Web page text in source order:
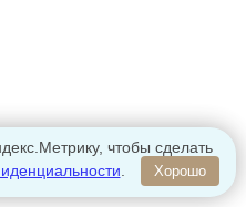
чтобы сделать
Хорошо